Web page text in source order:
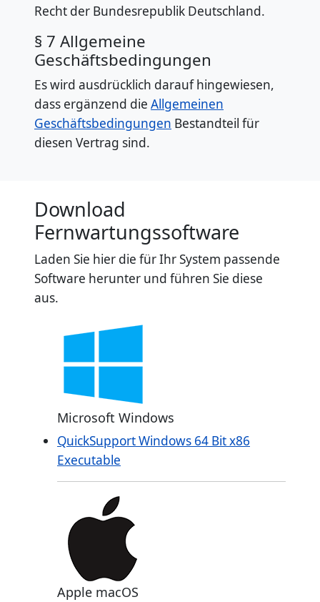
Recht der Bundesrepublik Deutschland.
§ 7 Allgemeine
Geschäftsbedingungen
Es wird ausdrücklich darauf hingewiesen,
dass ergänzend die Allgemeinen
Geschäftsbedingungen Bestandteil für
diesen Vertrag sind.
Download
Fernwartungssoftware
Laden Sie hier die für Ihr System passende
Software herunter und führen Sie diese
aus.
Microsoft Windows
QuickSupport Windows 64 Bit x86
Executable
Apple macOS